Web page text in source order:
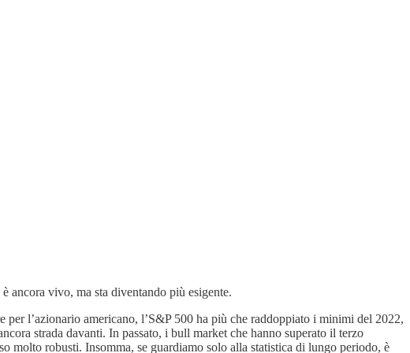
ancora vivo, ma sta diventando più esigente.
l’azionario americano, l’S&P 500 ha più che raddoppiato i minimi del 2022,
strada davanti. In passato, i bull market che hanno superato il terzo
molto robusti. Insomma, se guardiamo solo alla statistica di lungo periodo, è